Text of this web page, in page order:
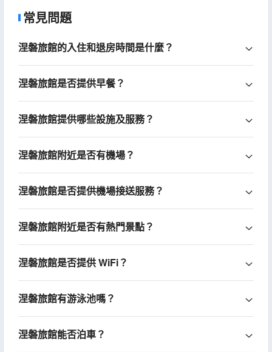
常見問題
涅磐旅館的入住和退房時間是什麼？
涅磐旅館是否提供早餐？
涅磐旅館提供哪些設施及服務？
涅磐旅館附近是否有機場？
涅磐旅館是否提供機場接送服務？
涅磐旅館附近是否有熱門景點？
涅磐旅館是否提供 WiFi？
涅磐旅館有游泳池嗎？
涅磐旅館能否泊車？